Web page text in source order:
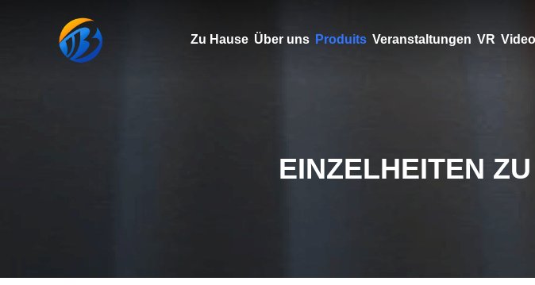
Zu Hause Über uns Produits Veranstaltungen VR
EINZELHEITEN